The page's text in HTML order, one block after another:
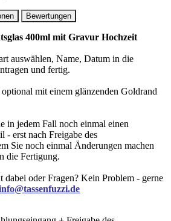
Bewertungen
400ml mit Gravur Hochzeit
auswählen, Name, Datum in die
und fertig.
mit einem glänzenden Goldrand
in jedem Fall noch einmal einen
- erst nach Freigabe des
Sie noch einmal Änderungen machen
die Fertigung.
dabei oder Fragen? Kein Problem - gerne